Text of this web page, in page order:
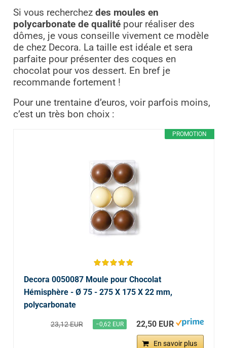
Si vous recherchez des moules en
polycarbonate de qualitépour réaliser des
dômes, je vous conseille vivement ce modèle
de chez Decora. La taille est idéale et sera
parfaite pour présenter des coques en
chocolat pour vos dessert. En bref je
recommande fortement !
Pour une trentaine d’euros, voir parfois moins,
c’est un très bon choix :
PROMOTION
Decora 0050087 Moule pour Chocolat
Hémisphère - Ø 75 - 275 X 175 X 22 mm,
polycarbonate
23,12 EUR −0,62 EUR 22,50 EUR
En savoir plus